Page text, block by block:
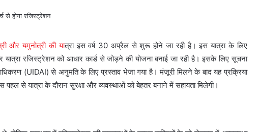
और यमुनोत्री की यात्रा इस वर्ष 30 अप्रैल से शुरू होने जा रही है। इस यात्रा के लिए
यात्रा रजिस्ट्रेशन को आधार कार्ड से जोड़ने की योजना बनाई जा रही है। इसके लिए सूचना
(UIDAI) से अनुमति के लिए प्रस्ताव भेजा गया है। मंजूरी मिलने के बाद यह प्रक्रिया
से यात्रा के दौरान सुरक्षा और व्यवस्थाओं को बेहतर बनाने में सहायता मिलेगी।